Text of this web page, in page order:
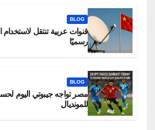
BLOG
قنوات عربية تنتقل لاستخدام
رسميًا
BLOG
مصر تواجه جيبوتي اليوم
للمونديال